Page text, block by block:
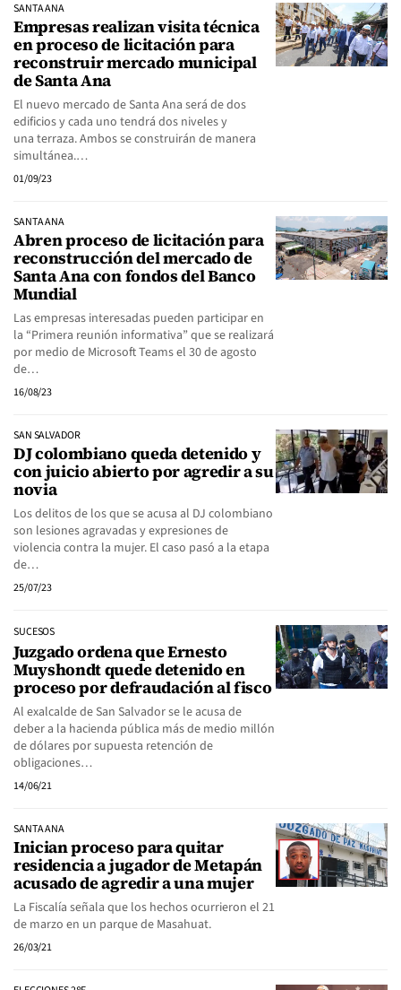
SANTA ANA
Empresas realizan visita técnica
en proceso de licitación para
reconstruir mercado municipal
de Santa Ana
El nuevo mercado de Santa Ana será de dos
edificios y cada uno tendrá dos niveles y
una terraza. Ambos se construirán de manera
simultánea.…
01/09/23
SANTA ANA
Abren proceso de licitación para
reconstrucción del mercado de
Santa Ana con fondos del Banco
Mundial
Las empresas interesadas pueden participar en
la “Primera reunión informativa” que se realizará
por medio de Microsoft Teams el 30 de agosto
de…
16/08/23
SAN SALVADOR
DJ colombiano queda detenido y
con juicio abierto por agredir a su
novia
Los delitos de los que se acusa al DJ colombiano
son lesiones agravadas y expresiones de
violencia contra la mujer. El caso pasó a la etapa
de…
25/07/23
SUCESOS
Juzgado ordena que Ernesto
Muyshondt quede detenido en
proceso por defraudación al fisco
Al exalcalde de San Salvador se le acusa de
deber a la hacienda pública más de medio millón
de dólares por supuesta retención de
obligaciones…
14/06/21
SANTA ANA
Inician proceso para quitar
residencia a jugador de Metapán
acusado de agredir a una mujer
La Fiscalía señala que los hechos ocurrieron el 21
de marzo en un parque de Masahuat.
26/03/21